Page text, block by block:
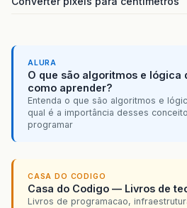
ALURA
O que são algoritmos e lógica
como aprender?
Entenda o que são algoritmos e
qual é a importância desses
programar
CASA DO CODIGO
Casa do Codigo — Livros de
Livros de programacao,